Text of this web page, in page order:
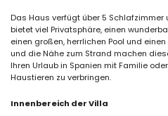
Das Haus verfügt über 5 Schlafzimmer
bietet viel Privatsphäre, einen
einen großen, herrlichen Pool und
und die Nähe zum Strand machen
Ihren Urlaub in Spanien mit Familie
Haustieren zu verbringen.
Innenbereich der Villa